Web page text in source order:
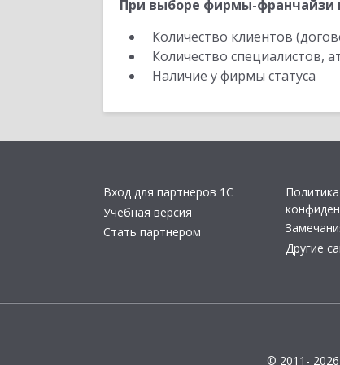
При выборе фирмы-франчайзи
Количество клиентов
Количество специалистов,
Наличие у фирмы статуса
Вход для партнеров 1С
Учебная версия
Стать партнером
Политика
Другие
© 2011-